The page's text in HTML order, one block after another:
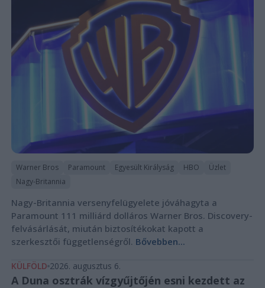
Warner Bros Paramount Egyesült Királyság HBO
Üzlet
Nagy-Britannia
Nagy-Britannia versenyfelügyelete jóváhagyta a
Paramount 111 milliárd dolláros Warner Bros. Discovery-
felvásárlását, miután biztosítékokat kapott a
szerkesztői függetlenségről. Bővebben...
KÜLFÖLD 2026. augusztus 6.
A Duna osztrák vízgyűjtőjén esni kezdett az